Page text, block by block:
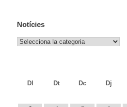
Notícies
Notícies
Dl
Dt Dc Dj